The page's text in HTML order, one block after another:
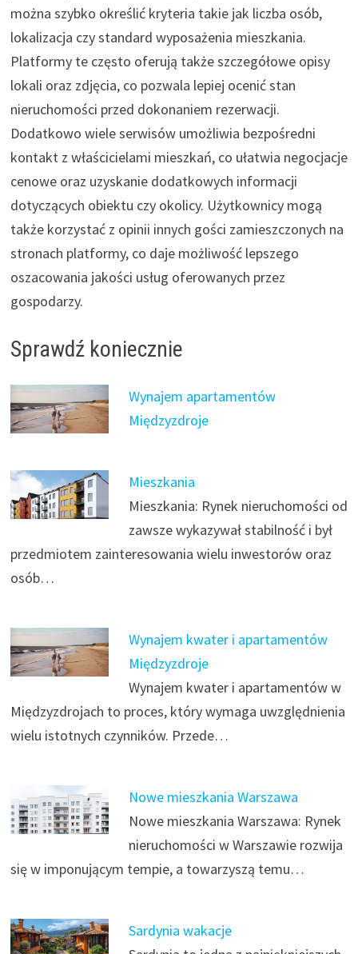
można szybko określić kryteria takie jak liczba osób,
lokalizacja czy standard wyposażenia mieszkania.
Platformy te często oferują także szczegółowe opisy
lokali oraz zdjęcia, co pozwala lepiej ocenić stan
nieruchomości przed dokonaniem rezerwacji.
Dodatkowo wiele serwisów umożliwia bezpośredni
kontakt z właścicielami mieszkań, co ułatwia negocjacje
cenowe oraz uzyskanie dodatkowych informacji
dotyczących obiektu czy okolicy. Użytkownicy mogą
także korzystać z opinii innych gości zamieszczonych na
stronach platformy, co daje możliwość lepszego
oszacowania jakości usług oferowanych przez
gospodarzy.
Sprawdź koniecznie
Wynajem apartamentów
Międzyzdroje
Mieszkania
Mieszkania: Rynek nieruchomości od
zawsze wykazywał stabilność i był
przedmiotem zainteresowania wielu inwestorów oraz
osób…
Wynajem kwater i apartamentów
Międzyzdroje
Wynajem kwater i apartamentów w
Międzyzdrojach to proces, który wymaga uwzględnienia
wielu istotnych czynników. Przede…
Nowe mieszkania Warszawa
Nowe mieszkania Warszawa: Rynek
nieruchomości w Warszawie rozwija
się w imponującym tempie, a towarzyszą temu…
Sardynia wakacje